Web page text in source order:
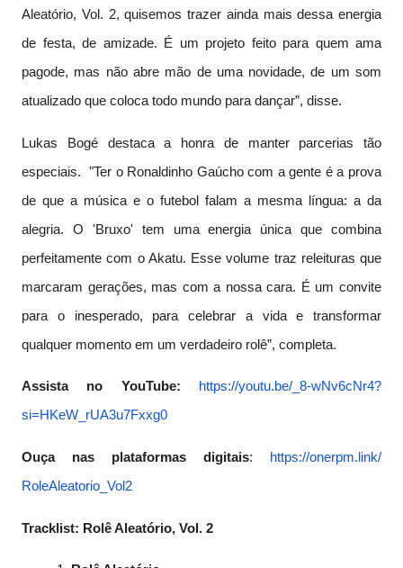
Aleatório, Vol. 2, quisemos trazer ainda mais dessa energia
de festa, de amizade. É um projeto feito para quem ama
pagode, mas não abre mão de uma novidade, de um som
atualizado que coloca todo mundo para dançar”, disse.
Lukas Bogé destaca a honra de manter parcerias tão
especiais. "Ter o Ronaldinho Gaúcho com a gente é a prova
de que a música e o futebol falam a mesma língua: a da
alegria. O 'Bruxo' tem uma energia única que combina
perfeitamente com o Akatu. Esse volume traz releituras que
marcaram gerações, mas com a nossa cara. É um convite
para o inesperado, para celebrar a vida e transformar
qualquer momento em um verdadeiro rolê”, completa.
Assista no YouTube:
https://youtu.be/_8-wNv6cNr4?
si=HKeW_rUA3u7Fxxg0
Ouça nas plataformas digitais:
https://onerpm.link/
RoleAleatorio_Vol2
Tracklist: Rolê Aleatório, Vol. 2